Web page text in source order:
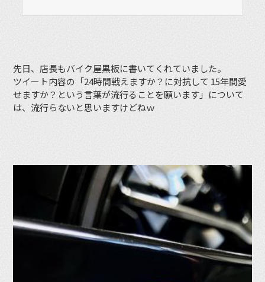
先日、店長もバイク屋黒板に書いてくれていました。
ツイート内容の「24時間戦えますか？に対抗して 15年間愛
せますか？という言葉が流行ることを願います」について
は、流行らないと思いますけどねｗ